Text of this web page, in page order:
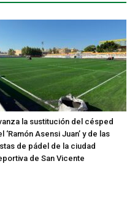
la sustitución del césped
‘Ramón Asensi Juan’ y de las
de pádel de la ciudad
de San Vicente